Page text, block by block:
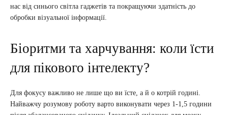
нас від синього світла гаджетів та покращуючи здатність до
обробки візуальної інформації.
Біоритми та харчування: коли їсти
для пікового інтелекту?
Для фокусу важливо не лише що ви їсте, а й о котрій годині.
Найважчу розумову роботу варто виконувати через 1-1,5 години